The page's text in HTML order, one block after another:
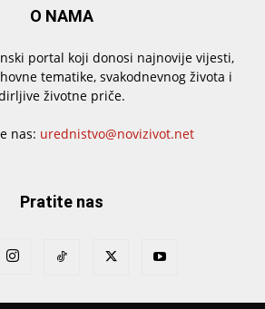
O NAMA
portal koji donosi najnovije vijesti,
tematike, svakodnevnog života i
životne priče.
nas: urednistvo@novizivot.net
Pratite nas